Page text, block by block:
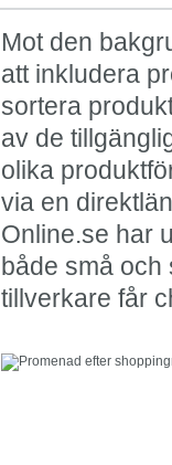
Mot den
att inkludera
sortera
av de
olika
via en
Online.se har
både små
tillverkare får